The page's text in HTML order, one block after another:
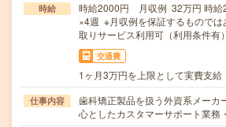
時給
時給2000円 月収例 32万円 時給
×4週 ※月収例を保証するもので
取りサービス利用可（利用条件有）
交通費
1ヶ月3万円を上限として実費支給
仕事内容
歯科矯正製品を扱う外資系メーカ
心としたカスタマーサポート業